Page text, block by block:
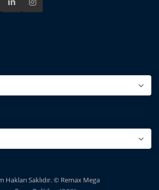
Hakları Saklıdır. © Remax Mega